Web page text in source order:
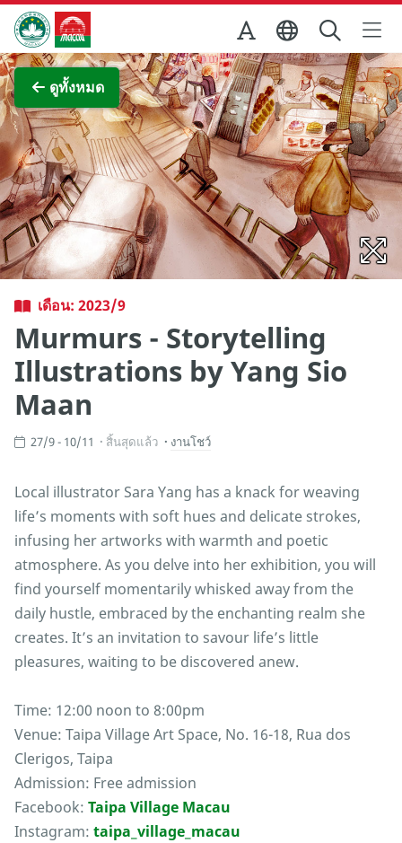
Skip to Main Content
สำนักงานการท่องเที่ยวของรัฐบาลมาเก๊า
ดูทั้งหมด
ภาพขยาย
เดือน: 2023/9
Murmurs - Storytelling
Illustrations by Yang Sio
Maan
27/9 - 10/11 สิ้นสุดแล้ว งานโชว์
Local illustrator Sara Yang has a knack for weaving
life’s moments with soft hues and delicate strokes,
infusing her artworks with warmth and poetic
atmosphere. As you delve into her exhibition, you will
find yourself momentarily whisked away from the
daily hustle, embraced by the enchanting realm she
creates. It’s an invitation to savour life’s little
pleasures, waiting to be discovered anew.
Time: 12:00 noon to 8:00pm
Venue: Taipa Village Art Space, No. 16-18, Rua dos
Clerigos, Taipa
Admission: Free admission
Facebook: Taipa Village Macau
Instagram: taipa_village_macau